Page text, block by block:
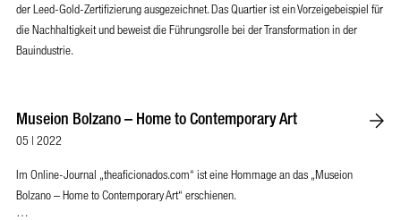
der Leed-Gold-Zertifizierung ausgezeichnet. Das Quartier ist ein Vorzeigebeispiel für
die Nachhaltigkeit und beweist die Führungsrolle bei der Transformation in der
Bauindustrie.
Museion Bolzano – Home to Contemporary Art
05 | 2022
Im Online-Journal „theaficionados.com“ ist eine Hommage an das „Museion
Bolzano – Home to Contemporary Art“ erschienen.
…